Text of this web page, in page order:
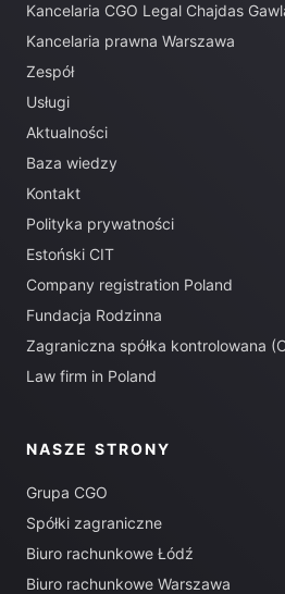
Kancelaria CGO Legal Chajdas
Kancelaria prawna Warszawa
Zespół
Usługi
Aktualności
Baza wiedzy
Kontakt
Polityka prywatności
Estoński CIT
Company registration Poland
Fundacja Rodzinna
Zagraniczna spółka kontrolowana
Law firm in Poland
NASZE STRONY
Grupa CGO
Spółki zagraniczne
Biuro rachunkowe Łódź
Biuro rachunkowe Warszawa